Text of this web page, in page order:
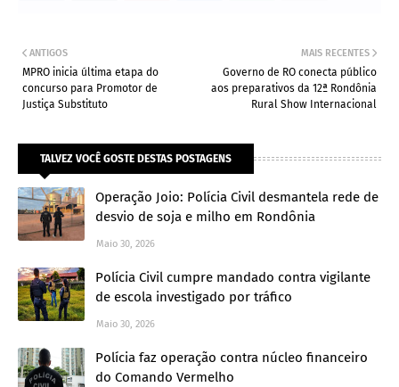
MAIS RECENTES
Governo de RO conecta público
aos preparativos da 12ª Rondônia
Rural Show Internacional
ANTIGOS
MPRO inicia última etapa do
concurso para Promotor de
Justiça Substituto
TALVEZ VOCÊ GOSTE DESTAS POSTAGENS
Operação Joio: Polícia Civil desmantela rede de
desvio de soja e milho em Rondônia
Maio 30, 2026
Polícia Civil cumpre mandado contra vigilante
de escola investigado por tráfico
Maio 30, 2026
Polícia faz operação contra núcleo financeiro
do Comando Vermelho